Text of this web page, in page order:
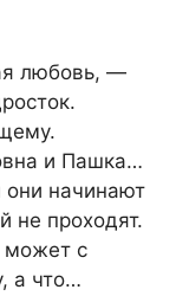
любовь, —
и Пашка…
они начинают
не проходят.
может с
а что…